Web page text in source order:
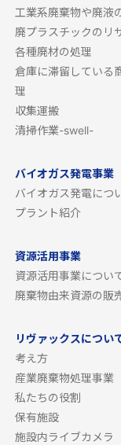
工業系廃棄物や廃液
廃プラスチックのリ
各種廃材の処理
倉庫に滞留している
理
収集運搬
清掃作業-swell-
バイオガス発電事業
バイオガス発電につ
プラント紹介
資源活用事業
資源活用事業につい
廃棄物由来資源の販
リヴァックスについ
考え方
産業廃棄物処理事業
私たちの役割
保有施設
施設内ライブカメラ